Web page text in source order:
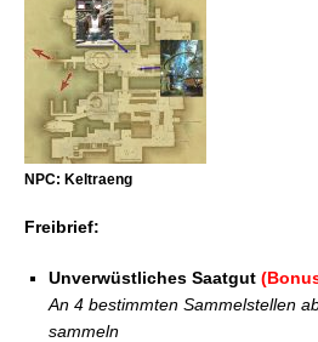
NPC: Keltraeng
Freibrief:
Unverwüstliches Saatgut
An 4 bestimmten Sammelstellen
sammeln